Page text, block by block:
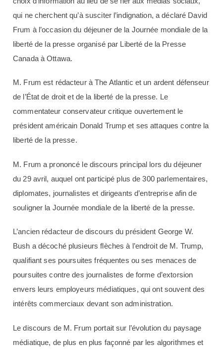
qui ne cherchent qu’à susciter l’indignation, a déclaré David
Frum à l’occasion du déjeuner de la Journée mondiale de la
liberté de la presse organisé par Liberté de la Presse
Canada à Ottawa.
M. Frum est rédacteur à The Atlantic et un ardent défenseur
de l’État de droit et de la liberté de la presse. Le
commentateur conservateur critique ouvertement le
président américain Donald Trump et ses attaques contre la
liberté de la presse.
M. Frum a prononcé le discours principal lors du déjeuner
du 29 avril, auquel ont participé plus de 300 parlementaires,
diplomates, journalistes et dirigeants d’entreprise afin de
souligner la Journée mondiale de la liberté de la presse.
L’ancien rédacteur de discours du président George W.
Bush a décoché plusieurs flèches à l’endroit de M. Trump,
qualifiant ses poursuites fréquentes ou ses menaces de
poursuites contre des journalistes de forme d’extorsion
envers leurs employeurs médiatiques, qui ont souvent des
intérêts commerciaux devant son administration.
Le discours de M. Frum portait sur l’évolution du paysage
médiatique, de plus en plus façonné par les algorithmes et